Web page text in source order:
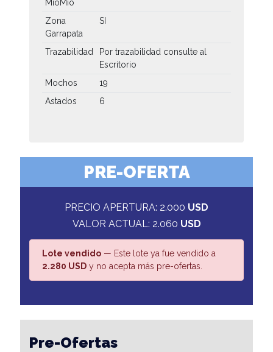
MíoMío
Zona
Garrapata
SI
Trazabilidad
Por trazabilidad consulte al
Escritorio
Mochos
19
Astados
6
PRE-OFERTA
PRECIO APERTURA: 2.000 USD
VALOR ACTUAL: 2.060 USD
Lote vendido — Este lote ya fue vendido a
2.280 USD y no acepta más pre-ofertas.
Pre-Ofertas